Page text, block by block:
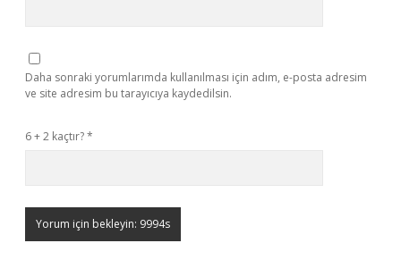
Daha sonraki yorumlarımda kullanılması için adım, e-posta adresim
ve site adresim bu tarayıcıya kaydedilsin.
6 + 2 kaçtır?*